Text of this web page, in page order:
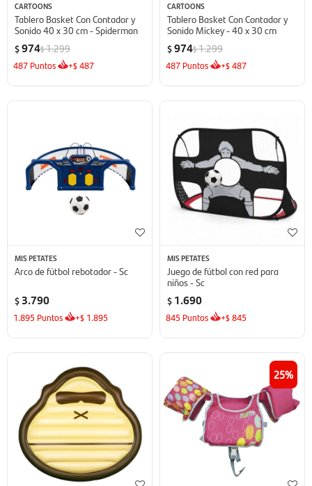
CARTOONS
Tablero Basket Con Contador y
Sonido 40 x 30 cm - Spiderman
$974$1.299
487 Puntos +$487
CARTOONS
Tablero Basket Con Contador y
Sonido Mickey - 40 x 30 cm
$974$1.299
487 Puntos +$487
MIS PETATES
Arco de fútbol rebotador - Sc
$ 3.790
1.895 Puntos +$ 1.895
MIS PETATES
Juego de fútbol con red para
niños - Sc
$ 1.690
845 Puntos +$845
25